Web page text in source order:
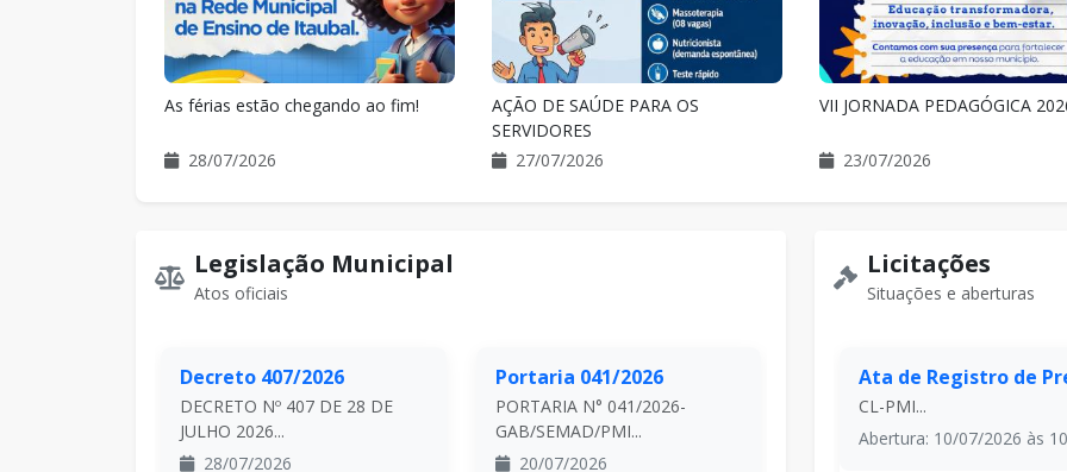
AÇÃO DE SAÚDE PARA OS
27/07/2026
VII JORNADA PEDAGÓGICA 2026
23/07/2026
UMA NOITE DE FÉ QUE
20/07/2026
Legislação Municipal
Atos oficiais
Decreto 407/2026
DECRETO Nº 407 DE 28 DE
JULHO 2026...
28/07/2026
Portaria 041/2026
PORTARIA N° 041/2026-
GAB/SEMAD/PMI...
20/07/2026
Portaria 039/2026
PORTARIA N° 039/2026-
GAB/SEMAD/PMI...
Licitações
Situações e aberturas
Ata de Registro de
CL-PMI...
Abertura: 10/07/2026 às